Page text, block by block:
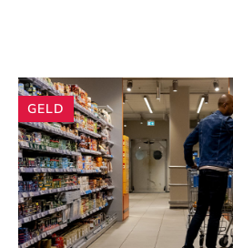
Andere
artikelen
GELD